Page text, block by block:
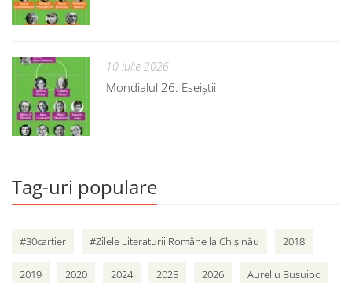
10 iulie 2026
Mondialul 26. Eseiștii
Tag-uri populare
#30cartier #Zilele Literaturii Române la Chișinău 2018
2019 2020 2024 2025 2026 Aureliu Busuioc